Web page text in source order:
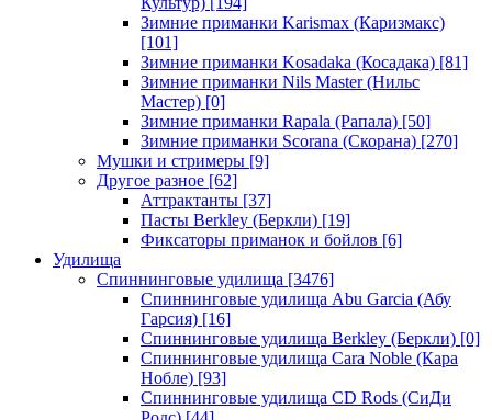
Зимние приманки Karismax (Каризмакс)
[101]
Зимние приманки Kosadaka (Косадака) [81]
Зимние приманки Nils Master (Нильс
Мастер) [0]
Зимние приманки Rapala (Рапала) [50]
Зимние приманки Scorana (Скорана) [270]
Мушки и стримеры [9]
Другое разное [62]
Аттрактанты [37]
Пасты Berkley (Беркли) [19]
Фиксаторы приманок и бойлов [6]
Удилища
Спиннинговые удилища [3476]
Спиннинговые удилища Abu Garcia (Абу
Гарсия) [16]
Спиннинговые удилища Berkley (Беркли) [0]
Спиннинговые удилища Cara Noble (Кара
Нобле) [93]
Спиннинговые удилища CD Rods (СиДи